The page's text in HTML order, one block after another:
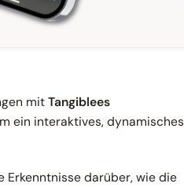
mitTangiblees
ein interaktives, dynamisches
Erkenntnisse darüber, wie die